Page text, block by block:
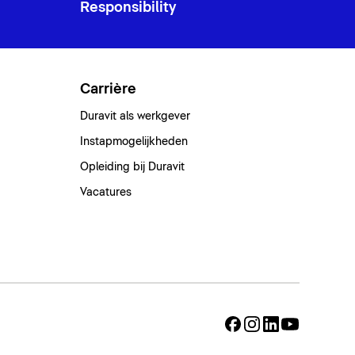
Responsibility
Carrière
Duravit als werkgever
Instapmogelijkheden
Opleiding bij Duravit
Vacatures